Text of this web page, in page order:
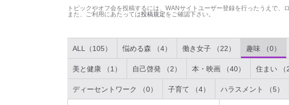
トピックやオフ会を投稿するには、WANサイトユーザー登録を行ったうえで、
また、ご利用にあたっては投稿規定をご確認下さい。
ALL（105） 悩める森 （4） 働き女子 （22） 趣味 （0）
美と健康 （1） 自己啓発 （2） 本・映画 （40） 住まい （2
ディーセントワーク （0） 子育て （4） ハラスメント （5）